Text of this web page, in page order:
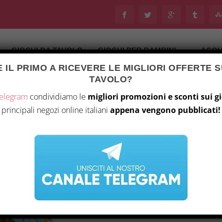
GIOCHI DA TAVOLO GIOCHI PER BAMBINI
Ultimo aggiornamento il 7 Agosto 2026 8:33
/Giochi da tavolo/ Spirit Island – Jagged Earth
ACQUISTA
IL PRIMO A RICEVERE LE MIGLIORI OFFERTE
TAVOLO?
condividiamo le migliori promozioni e sconti sui
principali negozi online italiani appena vengono pubblicati!